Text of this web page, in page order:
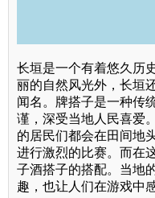
长垣是一个有着悠久历
丽的自然风光外，长垣
闻名。牌搭子是一种传
谨，深受当地人民喜爱
的居民们都会在田间地
进行激烈的比赛。而在
子酒搭子的搭配。当地
趣，也让人们在游戏中